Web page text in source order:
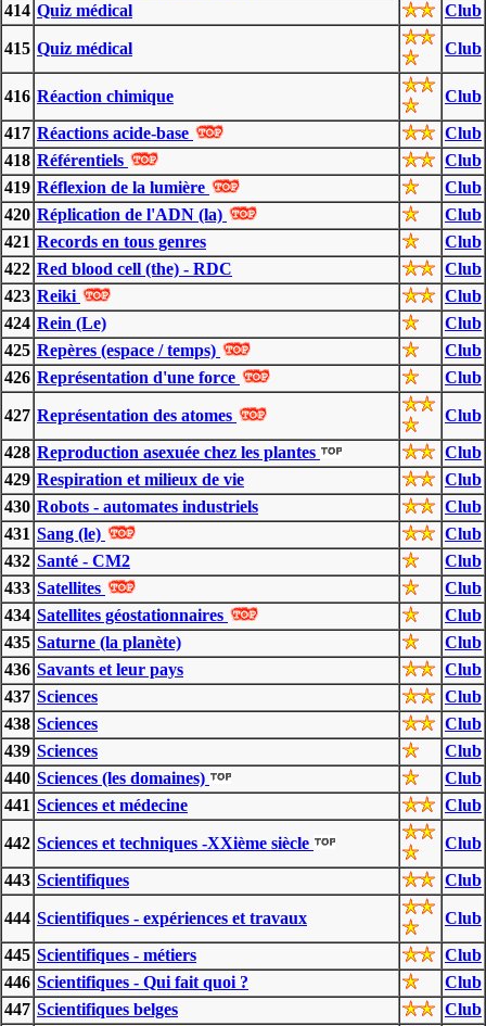
414 Quiz médical Club
415 Quiz médical Club
416 Réaction chimique
Club
417 Réactions acide-base
Club
418 Référentiels
Club
419 Réflexion de la lumière
Club
420 Réplication de l'ADN (la)
Club
421 Records en tous genres
Club
422 Red blood cell (the) - RDC
Club
423 Reiki
Club
424 Rein (Le)
Club
425 Repères (espace / temps)
Club
426 Représentation d'une force Club
427 Représentation des atomes
Club
428 Reproduction asexuée chez les plantes
Club
429 Respiration et milieux de vie
Club
430 Robots - automates industriels
Club
431 Sang (le)
Club
432 Santé - CM2
Club
433 Satellites
Club
434 Satellites géostationnaires
Club
435 Saturne (la planète)
Club
436 Savants et leur pays
Club
437 Sciences
Club
438 Sciences
Club
439 Sciences
Club
440 Sciences (les domaines)
Club
441 Sciences et médecine Club
442 Sciences et techniques -XXième siècle
Club
443 Scientifiques Club
444 Scientifiques - expériences et travaux
Club
445 Scientifiques - métiers
Club
446 Scientifiques - Qui fait quoi ?
Club
447 Scientifiques belges
Club